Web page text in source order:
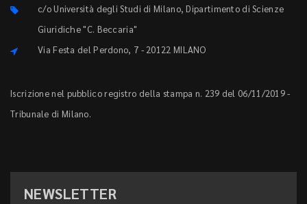
c/o Università degli Studi di Milano, Dipartimento di Scienze
Giuridiche "C. Beccaria"
Via Festa del Perdono, 7 - 20122 MILANO
Iscrizione nel pubblico registro della stampa n. 239 del 06/11/2019 -
Tribunale di Milano.
NEWSLETTER